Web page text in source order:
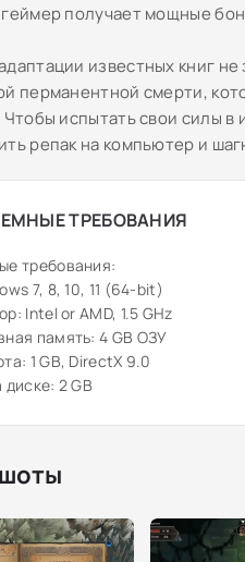
получает мощные
известных книг
перманентной смерти,
испытать свои силы
репак на компьютер и
ТРЕБОВАНИЯ
требования:
7, 8, 10, 11 (64-bit)
Intel or AMD, 1.5 GHz
память: 4 GB ОЗУ
1 GB, DirectX 9.0
2 GB